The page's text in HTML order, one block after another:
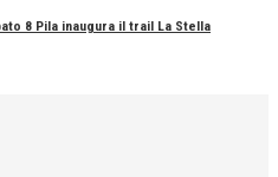
8 Pila inaugura il trail La Stella